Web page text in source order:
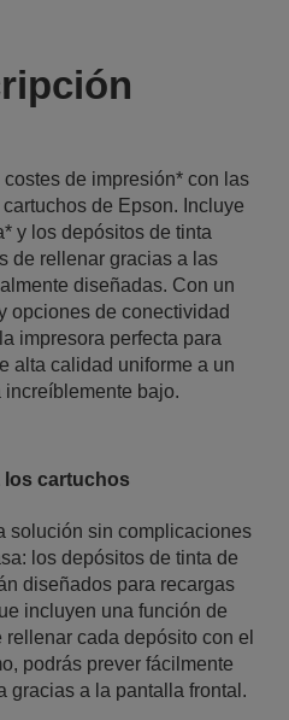
de impresión* con las
de Epson. Incluye
y los depósitos de tinta
de rellenar gracias a las
diseñadas. Con un
opciones de conectividad
impresora perfecta para
alta calidad uniforme a un
bajo.
los cartuchos
solución sin complicaciones
los depósitos de tinta de
diseñados para recargas
incluyen una función de
cada depósito con el
podrás prever fácilmente
gracias a la pantalla frontal.